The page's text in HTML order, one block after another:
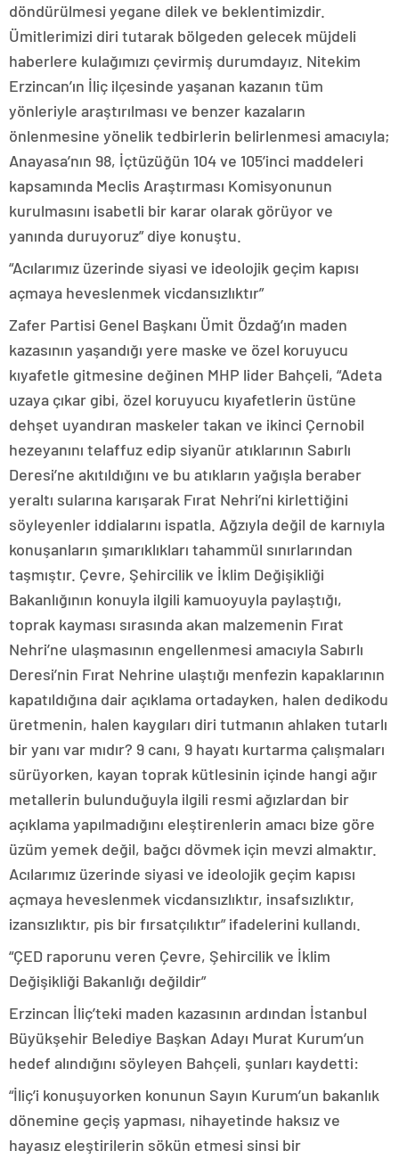
döndürülmesi yegane dilek ve beklentimizdir.
Ümitlerimizi diri tutarak bölgeden gelecek müjdeli
haberlere kulağımızı çevirmiş durumdayız. Nitekim
Erzincan’ın İliç ilçesinde yaşanan kazanın tüm
yönleriyle araştırılması ve benzer kazaların
önlenmesine yönelik tedbirlerin belirlenmesi amacıyla;
Anayasa’nın 98, İçtüzüğün 104 ve 105’inci maddeleri
kapsamında Meclis Araştırması Komisyonunun
kurulmasını isabetli bir karar olarak görüyor ve
yanında duruyoruz” diye konuştu.
“Acılarımız üzerinde siyasi ve ideolojik geçim kapısı
açmaya heveslenmek vicdansızlıktır”
Zafer Partisi Genel Başkanı Ümit Özdağ’ın maden
kazasının yaşandığı yere maske ve özel koruyucu
kıyafetle gitmesine değinen MHP lider Bahçeli, “Adeta
uzaya çıkar gibi, özel koruyucu kıyafetlerin üstüne
dehşet uyandıran maskeler takan ve ikinci Çernobil
hezeyanını telaffuz edip siyanür atıklarının Sabırlı
Deresi’ne akıtıldığını ve bu atıkların yağışla beraber
yeraltı sularına karışarak Fırat Nehri’ni kirlettiğini
söyleyenler iddialarını ispatla. Ağzıyla değil de karnıyla
konuşanların şımarıklıkları tahammül sınırlarından
taşmıştır. Çevre, Şehircilik ve İklim Değişikliği
Bakanlığının konuyla ilgili kamuoyuyla paylaştığı,
toprak kayması sırasında akan malzemenin Fırat
Nehri’ne ulaşmasının engellenmesi amacıyla Sabırlı
Deresi’nin Fırat Nehrine ulaştığı menfezin kapaklarının
kapatıldığına dair açıklama ortadayken, halen dedikodu
üretmenin, halen kaygıları diri tutmanın ahlaken tutarlı
bir yanı var mıdır? 9 canı, 9 hayatı kurtarma çalışmaları
sürüyorken, kayan toprak kütlesinin içinde hangi ağır
metallerin bulunduğuyla ilgili resmi ağızlardan bir
açıklama yapılmadığını eleştirenlerin amacı bize göre
üzüm yemek değil, bağcı dövmek için mevzi almaktır.
Acılarımız üzerinde siyasi ve ideolojik geçim kapısı
açmaya heveslenmek vicdansızlıktır, insafsızlıktır,
izansızlıktır, pis bir fırsatçılıktır” ifadelerini kullandı.
“ÇED raporunu veren Çevre, Şehircilik ve İklim
Değişikliği Bakanlığı değildir”
Erzincan İliç’teki maden kazasının ardından İstanbul
Büyükşehir Belediye Başkan Adayı Murat Kurum’un
hedef alındığını söyleyen Bahçeli, şunları kaydetti:
“İliç’i konuşuyorken konunun Sayın Kurum’un bakanlık
dönemine geçiş yapması, nihayetinde haksız ve
hayasız eleştirilerin sökün etmesi sinsi bir